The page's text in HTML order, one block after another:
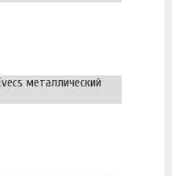
металлический